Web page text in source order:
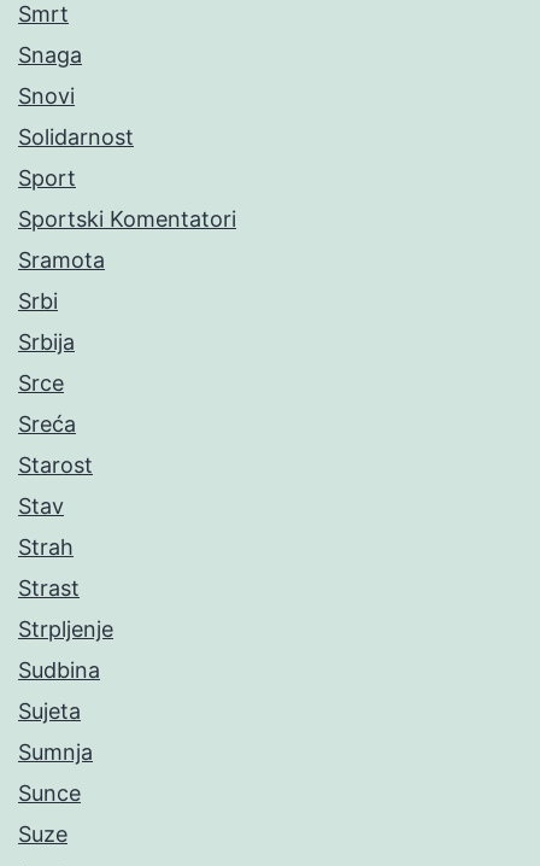
Smrt
Snaga
Snovi
Solidarnost
Sport
Sportski Komentatori
Sramota
Srbi
Srbija
Srce
Sreća
Starost
Stav
Strah
Strast
Strpljenje
Sudbina
Sujeta
Sumnja
Sunce
Suze